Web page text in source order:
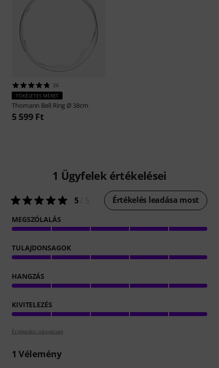
26
TÖKÉLETES MÉRET
Thomann Bell Ring Ø 38cm
5 599 Ft
1 Ügyfelek értékelései
5/ 5 Értékelés leadása most
MEGSZÓLALÁS
TULAJDONSAGOK
HANGZÁS
KIVITELEZÉS
Értékelési irányelvek
1 Vélemény